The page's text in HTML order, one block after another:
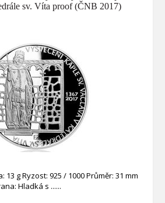
sv. Víta proof (ČNB 2017)
g Ryzost: 925 / 1000 Průměr: 31 mm
Provedení: PROOF Hrana: Hladká s ...